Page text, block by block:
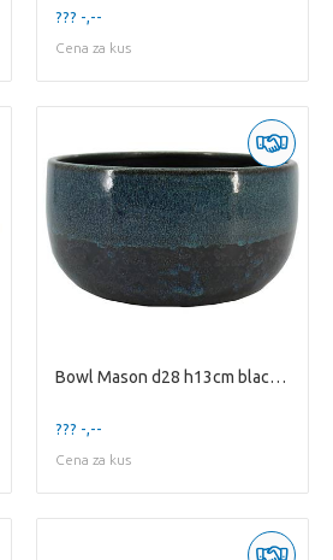
??? -,--
Cena za kus
Bowl Mason d28 h13cm black/blue
??? -,--
Cena za kus